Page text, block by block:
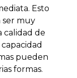
Esto
ser muy
calidad de
pueden
formas.